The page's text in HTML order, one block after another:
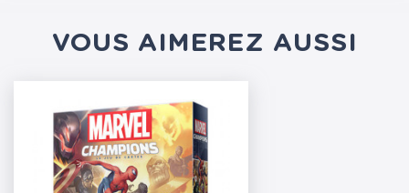
VOUS AIMEREZ AUSSI